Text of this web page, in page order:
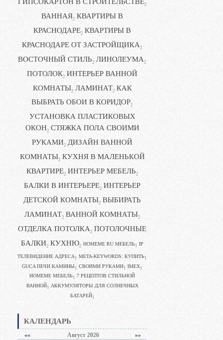
2
ВАННАЯ2 КВАРТИРЫ В
КРАСНОДАРЕ2 КВАРТИРЫ В
КРАСНОДАРЕ ОТ ЗАСТРОЙЩИКА2
ВОСТОЧНЫЙ СТИЛЬ2 ЛИНОЛЕУМА2
ПОТОЛОК2 ИНТЕРЬЕР ВАННОЙ
КОМНАТЫ2 ЛАМИНАТ2 КАК
ВЫБРАТЬ ОБОИ В КОРИДОР2
УСТАНОВКА ПЛАСТИКОВЫХ
ОКОН2 СТЯЖКА ПОЛА СВОИМИ
РУКАМИ2 ДИЗАЙН ВАННОЙ
КОМНАТЫ2 КУХНЯ В МАЛЕНЬКОЙ
КВАРТИРЕ2 ИНТЕРЬЕР МЕБЕЛЬ2
БАЛКИ В ИНТЕРЬЕРЕ2 ИНТЕРЬЕР
ДЕТСКОЙ КОМНАТЫ2 ВЫБИРАТЬ
ЛАМИНАТ2 ВАННОЙ КОМНАТЫ2
ОТДЕЛКА ПОТОЛКА2 ПОТОЛОЧНЫЕ
БАЛКИ2 КУХНЮ2 HOMEME RU МЕБЕЛЬ1 IP
ТЕЛЕВИДЕНИЕ АДРЕСА 1 META-KEYWORDS: КУПИТЬ1
GUCA ПЕЧИ КАМИНЫ1 CВОИМИ РУКАМИ1 IMEX1
HOMEME МЕБЕЛЬ1 7 РЕЦЕПТОВ СТИЛЬНОЙ
ВАННОЙ1 АККУМУЛЯТОРЫ ДЛЯ СОЛНЕЧНЫХ
БАТАРЕЙ1
КАЛЕНДАРЬ
«« Август 2026 »»